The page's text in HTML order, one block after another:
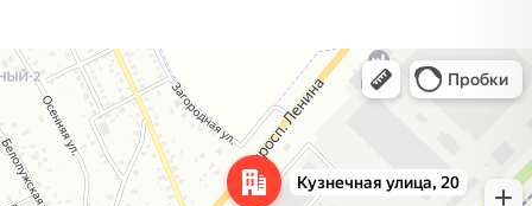
Жодино
Кузнечная улица, 20 — Яндекс Карты